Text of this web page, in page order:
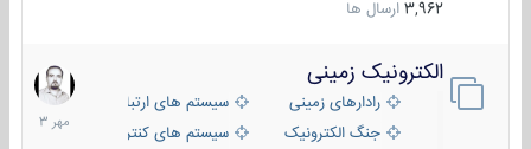
3,962 ارسال ها
الکترونیک زمینی
رادارهای زمینی
سیستم های ارتباطی و جمع آوری
جنگ الکترونیک
سیستم های کنترل آتش و تجهیزات
1
مهر
1403